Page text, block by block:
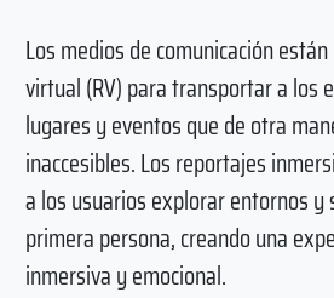
Los medios de comunicación
virtual (RV) para transportar a los
lugares y eventos que de otra
inaccesibles. Los reportajes
a los usuarios explorar entornos y
primera persona, creando una
inmersiva y emocional.